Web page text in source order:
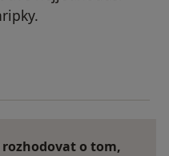
Pacient
o tom,